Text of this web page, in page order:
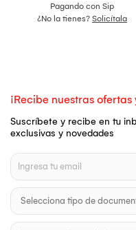
Pagando con Sip
¿No la tienes? Solicítala
¡Recibe nuestras
Suscríbete y recibe en tu
exclusivas y novedades